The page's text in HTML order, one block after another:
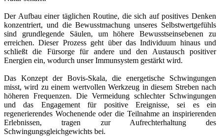
Der Aufbau einer täglichen Routine, die sich auf positives Denken
konzentriert, und die Bewusstmachung unseres Selbstwertgefühls
sind grundlegende Säulen, um höhere Bewusstseinsebenen zu
erreichen. Dieser Prozess geht über das Individuum hinaus und
schließt die Fürsorge für andere und den Austausch positiver
Energien ein, wodurch unser Immunsystem gestärkt wird.
Das Konzept der Bovis-Skala, die energetische Schwingungen
misst, wird zu einem wertvollen Werkzeug in diesem Streben nach
höheren Frequenzen. Die Vermeidung schlechter Schwingungen
und das Engagement für positive Ereignisse, sei es ein
regenerierendes Wochenende oder die Teilnahme an inspirierenden
Erlebnissen, tragen zur Aufrechterhaltung des
Schwingungsgleichgewichts bei.